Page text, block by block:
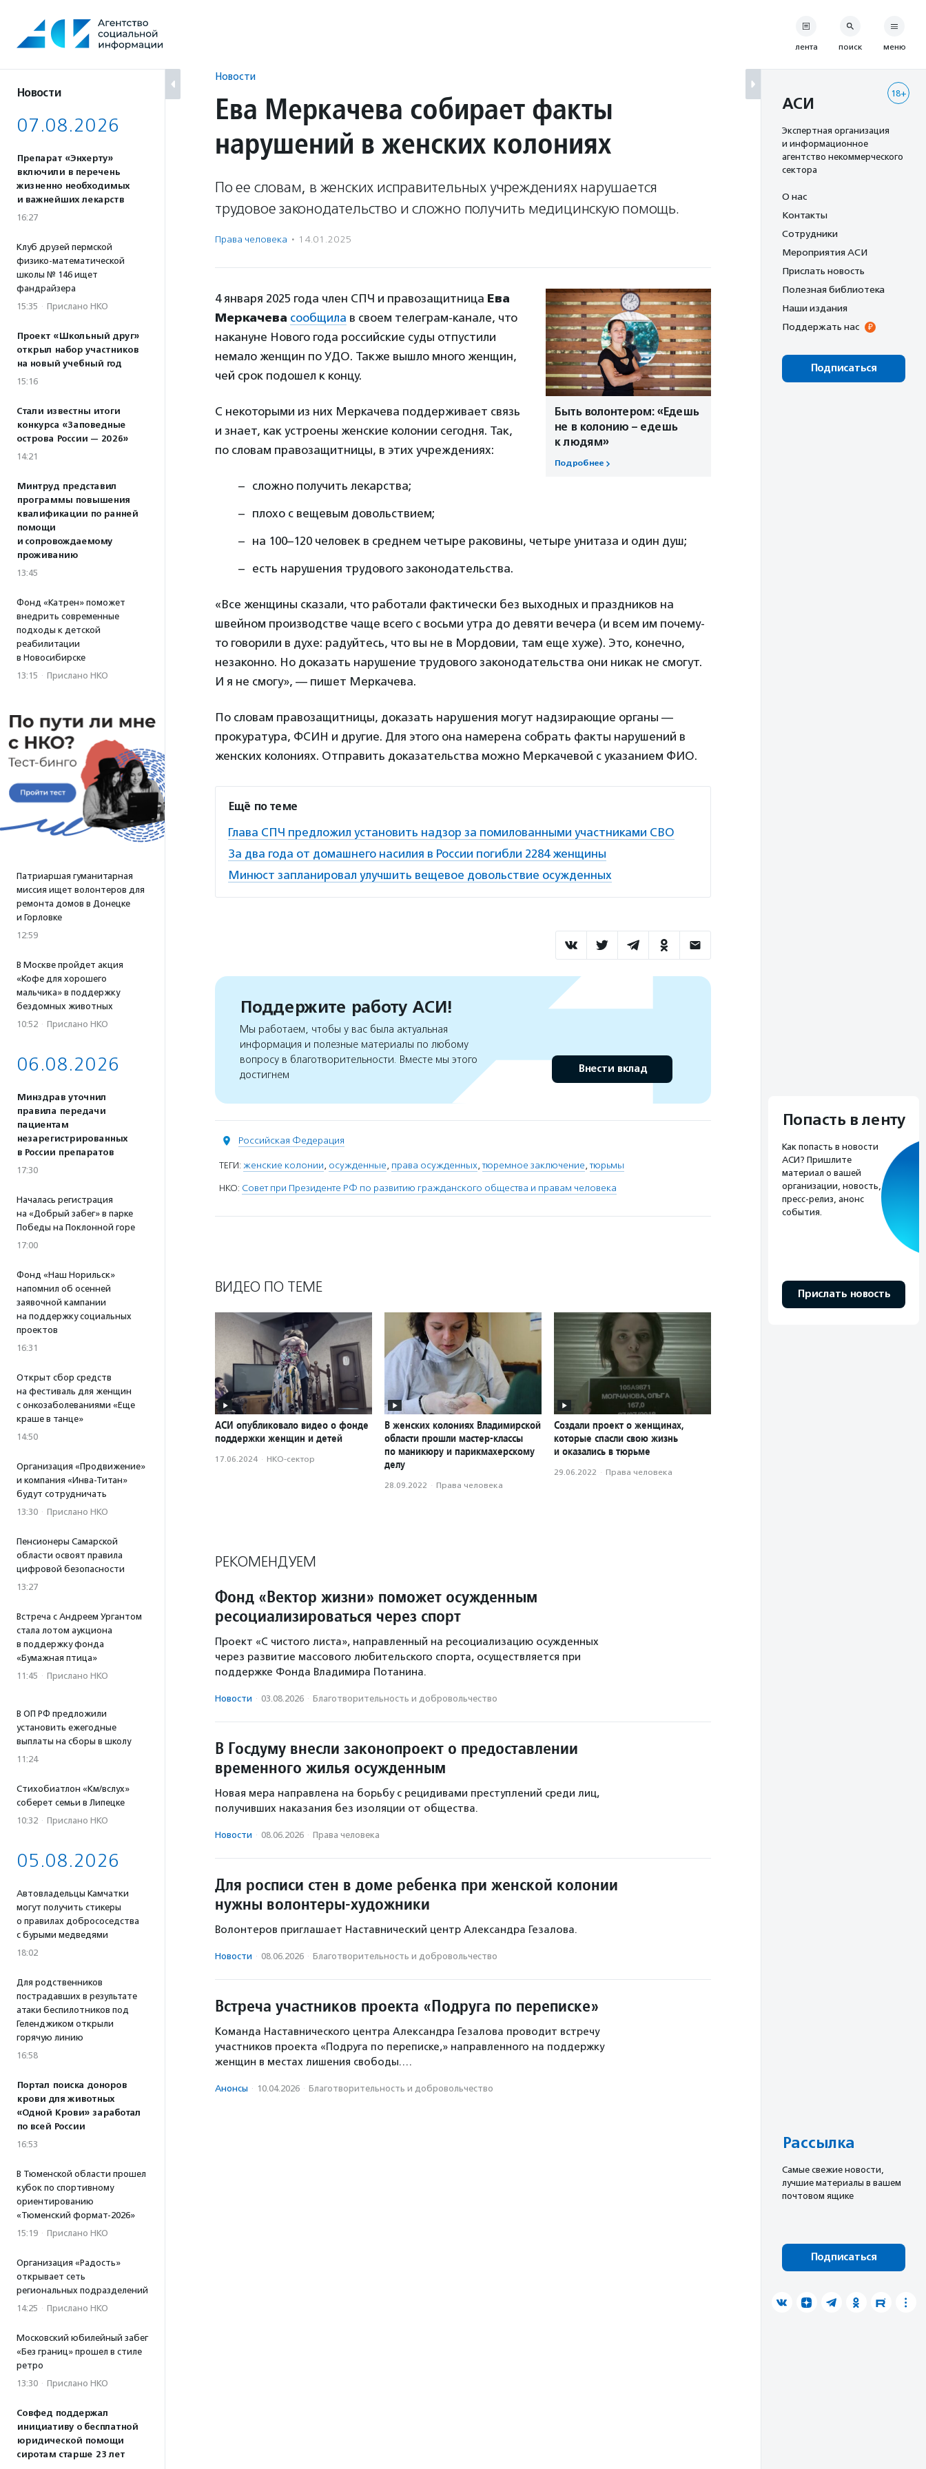
содержанию
Новости
07.08.2026
Препарат «Энхерту»
включили в перечень
жизненно необходимых
и важнейших лекарств
16:27
Клуб друзей пермской
физико-математической
школы № 146 ищет
фандрайзера
15:35 · Прислано НКО
Проект «Школьный друг»
открыл набор участников
на новый учебный год
15:16
Стали известны итоги
конкурса «Заповедные
острова России — 2026»
14:21
Минтруд представил
программы повышения
квалификации по ранней
помощи
и сопровождаемому
проживанию
13:45
Фонд «Катрен» поможет
внедрить современные
подходы к детской
реабилитации
в Новосибирске
13:15 · Прислано НКО
Патриаршая гуманитарная
миссия ищет волонтеров для
ремонта домов в Донецке
и Горловке
12:59
В Москве пройдет акция
«Кофе для хорошего
мальчика» в поддержку
бездомных животных
10:52 · Прислано НКО
06.08.2026
Минздрав уточнил
правила передачи
пациентам
незарегистрированных
в России препаратов
17:30
Началась регистрация
на «Добрый забег» в парке
Победы на Поклонной горе
17:00
Фонд «Наш Норильск»
напомнил об осенней
заявочной кампании
на поддержку социальных
проектов
16:31
Открыт сбор средств
на фестиваль для женщин
с онкозаболеваниями «Еще
краше в танце»
14:50
Организация «Продвижение»
и компания «Инва-Титан»
будут сотрудничать
13:30 · Прислано НКО
Пенсионеры Самарской
области освоят правила
цифровой безопасности
13:27
Встреча с Андреем Ургантом
стала лотом аукциона
в поддержку фонда
«Бумажная птица»
11:45 · Прислано НКО
В ОП РФ предложили
установить ежегодные
выплаты на сборы в школу
11:24
Стихобиатлон «Км/вслух»
соберет семьи в Липецке
10:32 · Прислано НКО
05.08.2026
Автовладельцы Камчатки
могут получить стикеры
о правилах добрососедства
с бурыми медведями
18:02
Для родственников
пострадавших в результате
атаки беспилотников под
Геленджиком открыли
горячую линию
16:58
Портал поиска доноров
крови для животных
«Одной Крови» заработал
по всей России
16:53
В Тюменской области прошел
кубок по спортивному
ориентированию
«Тюменский формат-2026»
15:19 · Прислано НКО
Организация «Радость»
открывает сеть
региональных подразделений
14:25 · Прислано НКО
Московский юбилейный забег
«Без границ» прошел в стиле
ретро
13:30 · Прислано НКО
Совфед поддержал
инициативу о бесплатной
юридической помощи
сиротам старше 23 лет
Новости
Ева Меркачева собирает факты
нарушений в женских колониях
По ее словам, в женских исправительных учреждениях нарушается
трудовое законодательство и сложно получить медицинскую помощь.
Права человека · 14.01.2025
Быть волонтером: «Едешь
не в колонию – едешь
к людям»
Подробнее
4 января 2025 года член СПЧ и правозащитница Ева
Меркачева сообщила в своем телеграм-канале, что
накануне Нового года российские суды отпустили
немало женщин по УДО. Также вышло много женщин,
чей срок подошел к концу.
С некоторыми из них Меркачева поддерживает связь
и знает, как устроены женские колонии сегодня. Так,
по словам правозащитницы, в этих учреждениях:
сложно получить лекарства;
плохо с вещевым довольствием;
на 100–120 человек в среднем четыре раковины, четыре унитаза и один душ;
есть нарушения трудового законодательства.
«Все женщины сказали, что работали фактически без выходных и праздников на
швейном производстве чаще всего с восьми утра до девяти вечера (и всем им почему-
то говорили в духе: радуйтесь, что вы не в Мордовии, там еще хуже). Это, конечно,
незаконно. Но доказать нарушение трудового законодательства они никак не смогут.
И я не смогу», — пишет Меркачева.
По словам правозащитницы, доказать нарушения могут надзирающие органы —
прокуратура, ФСИН и другие. Для этого она намерена собрать факты нарушений в
женских колониях. Отправить доказательства можно Меркачевой с указанием ФИО.
Ещё по теме
Глава СПЧ предложил установить надзор за помилованными участниками СВО
За два года от домашнего насилия в России погибли 2284 женщины
Минюст запланировал улучшить вещевое довольствие осужденных
Поддержите работу АСИ!
Мы работаем, чтобы у вас была актуальная
информация и полезные материалы по любому
вопросу в благотворительности. Вместе мы этого
достигнем
Внести вклад
Российская Федерация
ТЕГИ: женские колонии, осужденные, права осужденных,тюремное заключение,тюрьмы
НКО: Совет при Президенте РФ по развитию гражданского общества и правам человека
ВИДЕО ПО ТЕМЕ
АСИ опубликовало видео о фонде
поддержки женщин и детей
17.06.2024 · НКО-сектор
В женских колониях Владимирской
области прошли мастер-классы
по маникюру и парикмахерскому
делу
28.09.2022 · Права человека
Создали проект о женщинах,
которые спасли свою жизнь
и оказались в тюрьме
29.06.2022 · Права человека
РЕКОМЕНДУЕМ
Фонд «Вектор жизни» поможет осужденным
ресоциализироваться через спорт
Проект «С чистого листа», направленный на ресоциализацию осужденных
через развитие массового любительского спорта, осуществляется при
поддержке Фонда Владимира Потанина.
Новости · 03.08.2026 · Благотвори­тель­ность и доброволь­чест­во
В Госдуму внесли законопроект о предоставлении
временного жилья осужденным
Новая мера направлена на борьбу с рецидивами преступлений среди лиц,
получивших наказания без изоляции от общества.
Новости · 08.06.2026 · Права человека
Для росписи стен в доме ребенка при женской колонии
нужны волонтеры-художники
Волонтеров приглашает Наставнический центр Александра Гезалова.
Новости · 08.06.2026 · Благотвори­тель­ность и доброволь­чест­во
Встреча участников проекта «Подруга по переписке»
Команда Наставнического центра Александра Гезалова проводит встречу
участников проекта «Подруга по переписке,» направленного на поддержку
женщин в местах лишения свободы.…
Анонсы · 10.04.2026 · Благотвори­тель­ность и доброволь­чест­во
лента поиск меню
18+
АСИ
Экспертная организация
и информационное
агентство некоммерческого
сектора
О нас
Контакты
Сотрудники
Мероприятия АСИ
Прислать новость
Полезная библиотека
Наши издания
Поддержать нас
Подписаться
Попасть в ленту
Как попасть в новости
АСИ? Пришлите
материал о вашей
организации, новость,
пресс-релиз, анонс
события.
Прислать новость
Рассылка
Cамые свежие новости,
лучшие материалы в вашем
почтовом ящике
Подписаться